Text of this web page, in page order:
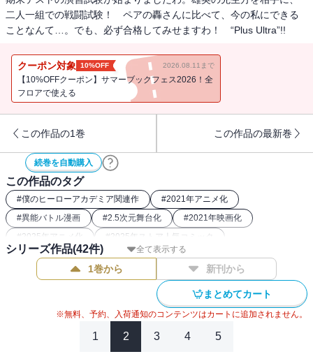
二人一組での戦闘試験！ ペアの轟さんに比べて、今の私にできる
ことなんて…。でも、必ず合格してみせますわ！ “Plus Ultra”!!
クーポン対象 10%OFF 2026.08.11まで
【10%OFFクーポン】サマーブックフェス2026！全
フロアで使える
この作品の1巻 この作品の最新巻
続巻を自動購入
この作品のタグ
#僕のヒーローアカデミア関連作 #2021年アニメ化
#異能バトル漫画 #2.5次元舞台化 #2021年映画化
#2025年アニメ化 #2025年ストア人気コミック
#2016年アニメ化 #バトルコミック #2017年アニメ化
2024年アニメ化 # 2019年アニメ化
2018年アニメ化
2022年アニメ化
2024年映画化
全て表示する
シリーズ作品(42件)
1巻から 新刊から
まとめてカート
※無料、予約、入荷通知のコンテンツはカートに追加されません。
1 2 3 4 5